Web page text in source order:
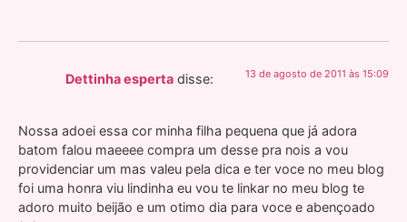
Dettinha esperta disse: 13 de agosto de 2011 às 15:09
Nossa adoei essa cor minha filha pequena que já adora
batom falou maeeee compra um desse pra nois a vou
providenciar um mas valeu pela dica e ter voce no meu blog
foi uma honra viu lindinha eu vou te linkar no meu blog te
adoro muito beijão e um otimo dia para voce e abençoado